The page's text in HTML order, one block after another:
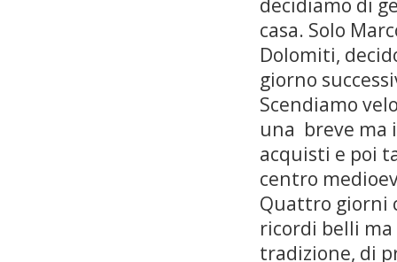
casa. Solo
Dolomiti,
giorno
Scendiamo
una breve ma
acquisti e poi
centro
Quattro giorni
ricordi belli
tradizione, di